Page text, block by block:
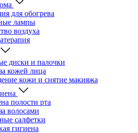
для обогрева
лампы
воздуха
диски и палочки
кожей лица
кожи и снятие макияжа
полости рта
волосами
салфетки
гигиена